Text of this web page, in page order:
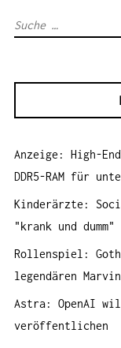
G
O
S
a
c
h
:
Anzeige: High-
DDR5-RAM für
Kinderärzte:
"krank und dumm"
Rollenspiel:
legendären
Astra: OpenAI
veröffentlichen